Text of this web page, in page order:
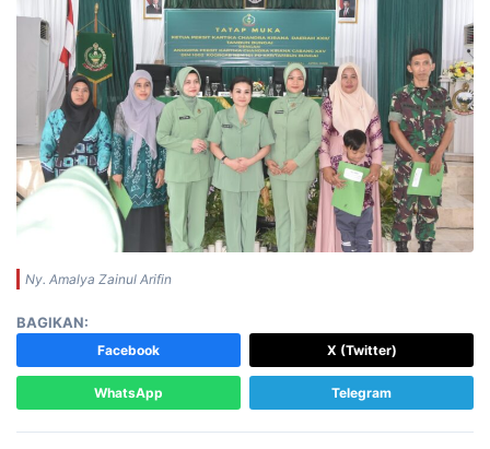
Ny. Amalya Zainul Arifin
BAGIKAN:
Facebook X (Twitter)
WhatsApp Telegram